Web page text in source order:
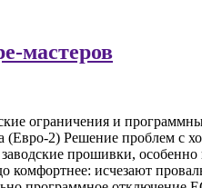
мастеров
ограничения и
2) Решение проблем с
прошивки,
комфортнее: исчезают